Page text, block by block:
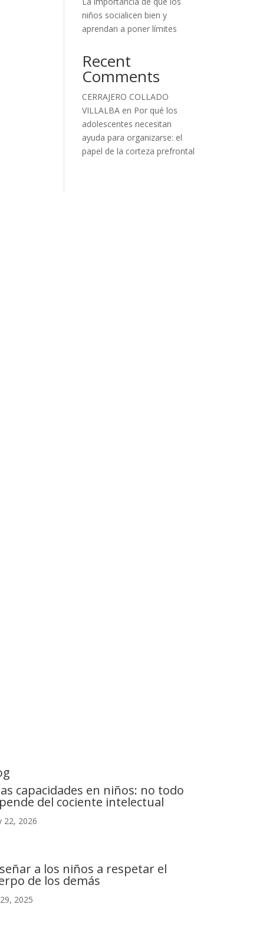
niños socialicen bien y
aprendan a poner límites
Recent
Comments
CERRAJERO COLLADO
VILLALBA en Por qué los
adolescentes necesitan
ayuda para organizarse: el
papel de la corteza prefrontal
capacidades en niños: no todo
del cociente intelectual
22, 2026
a los niños a respetar el
de los demás
2025